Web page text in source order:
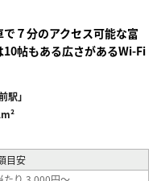
で７分のアクセス可能な富
帖もある広さがあるWi-Fi
駅」
目安